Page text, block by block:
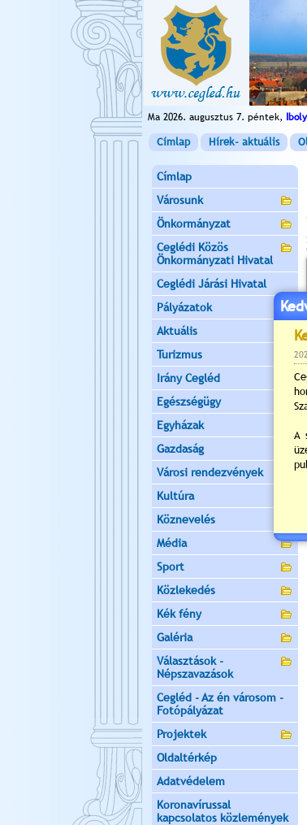
Ma 2026. augusztus 7. péntek,
Címlap Hírek- aktuális
Címlap
Városunk
Önkormányzat
Ceglédi Közös
Önkormányzati Hivatal
Ceglédi Járási Hivatal
Pályázatok
Aktuális
Turizmus
Irány Cegléd
Egészségügy
Egyházak
Gazdaság
Városi rendezvények
Kultúra
Köznevelés
Média
Sport
Közlekedés
Kék fény
Galéria
Választások -
Népszavazások
Cegléd - Az én városom -
Fotópályázat
Projektek
Oldaltérkép
Adatvédelem
Koronavírussal
kapcsolatos közlemények